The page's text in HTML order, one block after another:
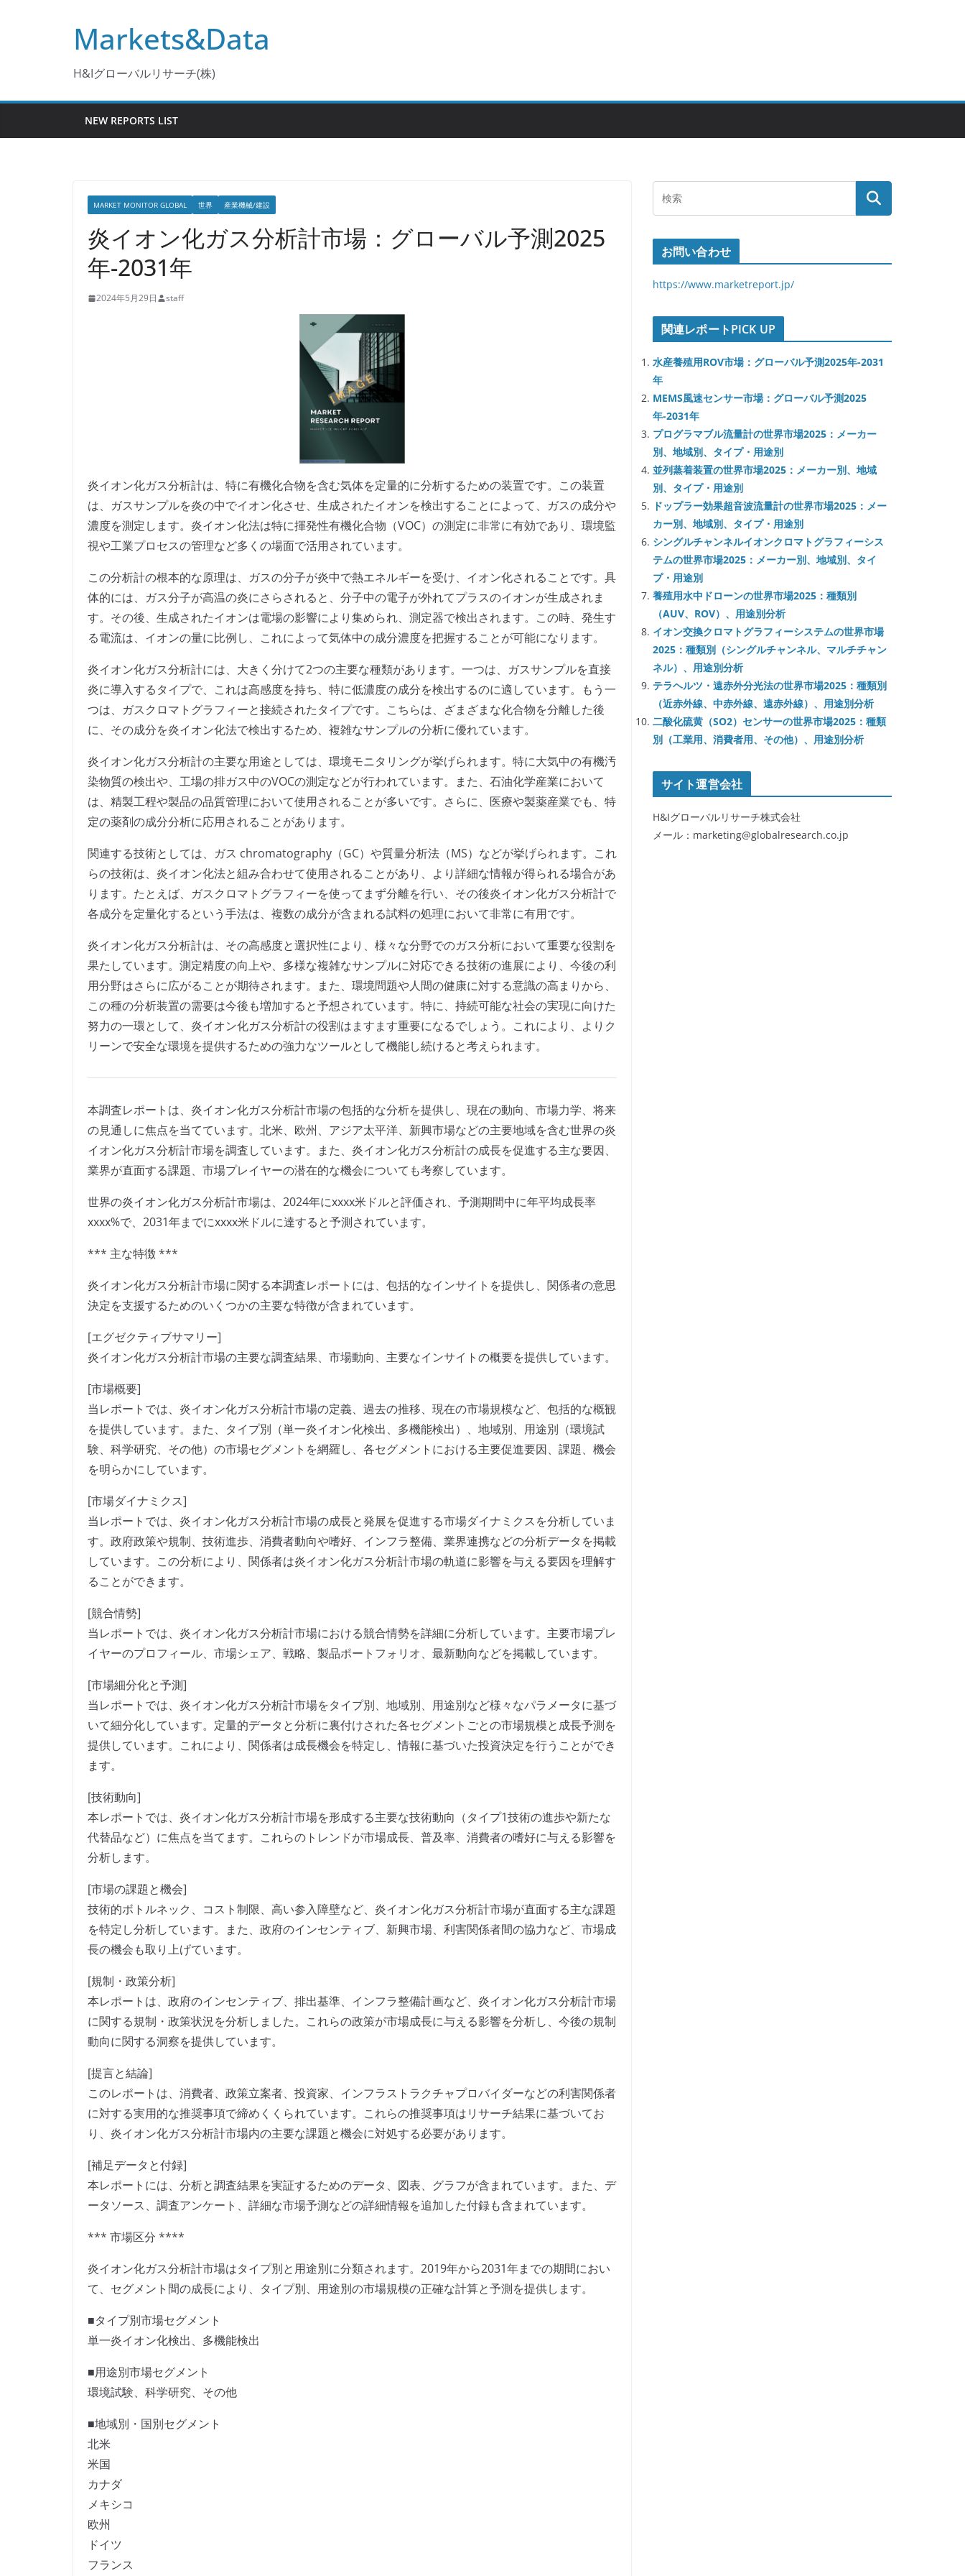
Markets&Data
H&Iグローバルリサーチ(株)
NEW REPORTS LIST
MARKET MONITOR GLOBAL 世界 産業機械/建設
炎イオン化ガス分析計市場：グローバル予測2025
年-2031年
2024年5月29日 staff
炎イオン化ガス分析計は、特に有機化合物を含む気体を定量的に分析するための装置です。この装置
は、ガスサンプルを炎の中でイオン化させ、生成されたイオンを検出することによって、ガスの成分や
濃度を測定します。炎イオン化法は特に揮発性有機化合物（VOC）の測定に非常に有効であり、環境監
視や工業プロセスの管理など多くの場面で活用されています。
この分析計の根本的な原理は、ガスの分子が炎中で熱エネルギーを受け、イオン化されることです。具
体的には、ガス分子が高温の炎にさらされると、分子中の電子が外れてプラスのイオンが生成されま
す。その後、生成されたイオンは電場の影響により集められ、測定器で検出されます。この時、発生す
る電流は、イオンの量に比例し、これによって気体中の成分濃度を把握することが可能になります。
炎イオン化ガス分析計には、大きく分けて2つの主要な種類があります。一つは、ガスサンプルを直接
炎に導入するタイプで、これは高感度を持ち、特に低濃度の成分を検出するのに適しています。もう一
つは、ガスクロマトグラフィーと接続されたタイプです。こちらは、ざまざまな化合物を分離した後
に、その成分を炎イオン化法で検出するため、複雑なサンプルの分析に優れています。
炎イオン化ガス分析計の主要な用途としては、環境モニタリングが挙げられます。特に大気中の有機汚
染物質の検出や、工場の排ガス中のVOCの測定などが行われています。また、石油化学産業において
は、精製工程や製品の品質管理において使用されることが多いです。さらに、医療や製薬産業でも、特
定の薬剤の成分分析に応用されることがあります。
関連する技術としては、ガス chromatography（GC）や質量分析法（MS）などが挙げられます。これ
らの技術は、炎イオン化法と組み合わせて使用されることがあり、より詳細な情報が得られる場合があ
ります。たとえば、ガスクロマトグラフィーを使ってまず分離を行い、その後炎イオン化ガス分析計で
各成分を定量化するという手法は、複数の成分が含まれる試料の処理において非常に有用です。
炎イオン化ガス分析計は、その高感度と選択性により、様々な分野でのガス分析において重要な役割を
果たしています。測定精度の向上や、多様な複雑なサンプルに対応できる技術の進展により、今後の利
用分野はさらに広がることが期待されます。また、環境問題や人間の健康に対する意識の高まりから、
この種の分析装置の需要は今後も増加すると予想されています。特に、持続可能な社会の実現に向けた
努力の一環として、炎イオン化ガス分析計の役割はますます重要になるでしょう。これにより、よりク
リーンで安全な環境を提供するための強力なツールとして機能し続けると考えられます。
本調査レポートは、炎イオン化ガス分析計市場の包括的な分析を提供し、現在の動向、市場力学、将来
の見通しに焦点を当てています。北米、欧州、アジア太平洋、新興市場などの主要地域を含む世界の炎
イオン化ガス分析計市場を調査しています。また、炎イオン化ガス分析計の成長を促進する主な要因、
業界が直面する課題、市場プレイヤーの潜在的な機会についても考察しています。
世界の炎イオン化ガス分析計市場は、2024年にxxxx米ドルと評価され、予測期間中に年平均成長率
xxxx%で、2031年までにxxxx米ドルに達すると予測されています。
*** 主な特徴 ***
炎イオン化ガス分析計市場に関する本調査レポートには、包括的なインサイトを提供し、関係者の意思
決定を支援するためのいくつかの主要な特徴が含まれています。
[エグゼクティブサマリー]
炎イオン化ガス分析計市場の主要な調査結果、市場動向、主要なインサイトの概要を提供しています。
[市場概要]
当レポートでは、炎イオン化ガス分析計市場の定義、過去の推移、現在の市場規模など、包括的な概観
を提供しています。また、タイプ別（単一炎イオン化検出、多機能検出）、地域別、用途別（環境試
験、科学研究、その他）の市場セグメントを網羅し、各セグメントにおける主要促進要因、課題、機会
を明らかにしています。
[市場ダイナミクス]
当レポートでは、炎イオン化ガス分析計市場の成長と発展を促進する市場ダイナミクスを分析していま
す。政府政策や規制、技術進歩、消費者動向や嗜好、インフラ整備、業界連携などの分析データを掲載
しています。この分析により、関係者は炎イオン化ガス分析計市場の軌道に影響を与える要因を理解す
ることができます。
[競合情勢]
当レポートでは、炎イオン化ガス分析計市場における競合情勢を詳細に分析しています。主要市場プレ
イヤーのプロフィール、市場シェア、戦略、製品ポートフォリオ、最新動向などを掲載しています。
[市場細分化と予測]
当レポートでは、炎イオン化ガス分析計市場をタイプ別、地域別、用途別など様々なパラメータに基づ
いて細分化しています。定量的データと分析に裏付けされた各セグメントごとの市場規模と成長予測を
提供しています。これにより、関係者は成長機会を特定し、情報に基づいた投資決定を行うことができ
ます。
[技術動向]
本レポートでは、炎イオン化ガス分析計市場を形成する主要な技術動向（タイプ1技術の進歩や新たな
代替品など）に焦点を当てます。これらのトレンドが市場成長、普及率、消費者の嗜好に与える影響を
分析します。
[市場の課題と機会]
技術的ボトルネック、コスト制限、高い参入障壁など、炎イオン化ガス分析計市場が直面する主な課題
を特定し分析しています。また、政府のインセンティブ、新興市場、利害関係者間の協力など、市場成
長の機会も取り上げています。
[規制・政策分析]
本レポートは、政府のインセンティブ、排出基準、インフラ整備計画など、炎イオン化ガス分析計市場
に関する規制・政策状況を分析しました。これらの政策が市場成長に与える影響を分析し、今後の規制
動向に関する洞察を提供しています。
[提言と結論]
このレポートは、消費者、政策立案者、投資家、インフラストラクチャプロバイダーなどの利害関係者
に対する実用的な推奨事項で締めくくられています。これらの推奨事項はリサーチ結果に基づいてお
り、炎イオン化ガス分析計市場内の主要な課題と機会に対処する必要があります。
[補足データと付録]
本レポートには、分析と調査結果を実証するためのデータ、図表、グラフが含まれています。また、デ
ータソース、調査アンケート、詳細な市場予測などの詳細情報を追加した付録も含まれています。
*** 市場区分 ****
炎イオン化ガス分析計市場はタイプ別と用途別に分類されます。2019年から2031年までの期間におい
て、セグメント間の成長により、タイプ別、用途別の市場規模の正確な計算と予測を提供します。
■タイプ別市場セグメント
単一炎イオン化検出、多機能検出
■用途別市場セグメント
環境試験、科学研究、その他
■地域別・国別セグメント
北米
米国
カナダ
メキシコ
欧州
ドイツ
フランス
お問い合わせ
https://www.marketreport.jp/
関連レポートPICK UP
水産養殖用ROV市場：グローバル予測2025年-2031
年
MEMS風速センサー市場：グローバル予測2025
年-2031年
プログラマブル流量計の世界市場2025：メーカー
別、地域別、タイプ・用途別
並列蒸着装置の世界市場2025：メーカー別、地域
別、タイプ・用途別
ドップラー効果超音波流量計の世界市場2025：メー
カー別、地域別、タイプ・用途別
シングルチャンネルイオンクロマトグラフィーシス
テムの世界市場2025：メーカー別、地域別、タイ
プ・用途別
養殖用水中ドローンの世界市場2025：種類別
（AUV、ROV）、用途別分析
イオン交換クロマトグラフィーシステムの世界市場
2025：種類別（シングルチャンネル、マルチチャン
ネル）、用途別分析
テラヘルツ・遠赤外分光法の世界市場2025：種類別
（近赤外線、中赤外線、遠赤外線）、用途別分析
二酸化硫黄（SO2）センサーの世界市場2025：種類
別（工業用、消費者用、その他）、用途別分析
サイト運営会社
H&Iグローバルリサーチ株式会社
メール：marketing@globalresearch.co.jp